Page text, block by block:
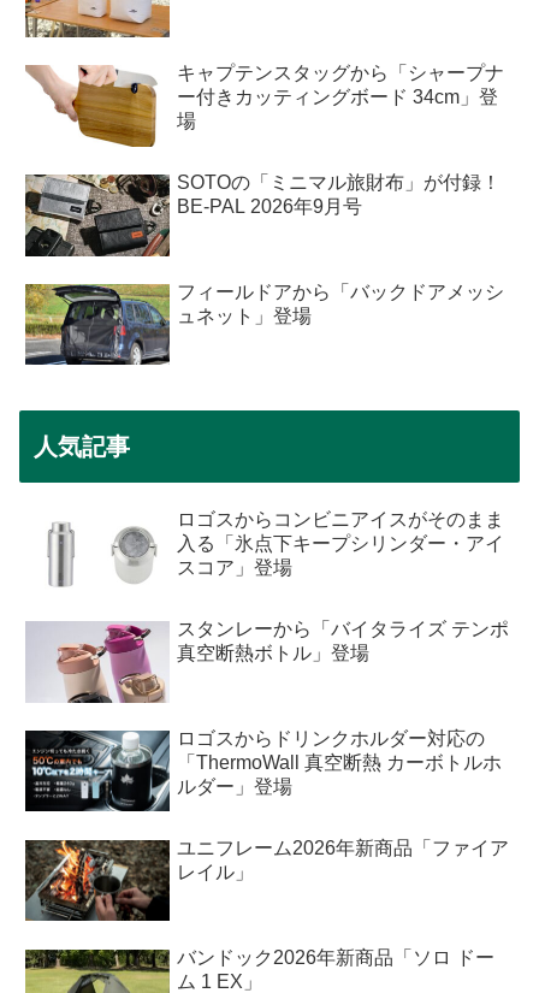
キャプテンスタッグから「シャープナ
ー付きカッティングボード 34cm」登
場
SOTOの「ミニマル旅財布」が付録！
BE-PAL 2026年9月号
フィールドアから「バックドアメッシ
ュネット」登場
人気記事
ロゴスからコンビニアイスがそのまま
入る「氷点下キープシリンダー・アイ
スコア」登場
スタンレーから「バイタライズ テンポ
真空断熱ボトル」登場
ロゴスからドリンクホルダー対応の
「ThermoWall 真空断熱 カーボトルホ
ルダー」登場
ユニフレーム2026年新商品「ファイア
レイル」
バンドック2026年新商品「ソロ ドー
ム 1 EX」